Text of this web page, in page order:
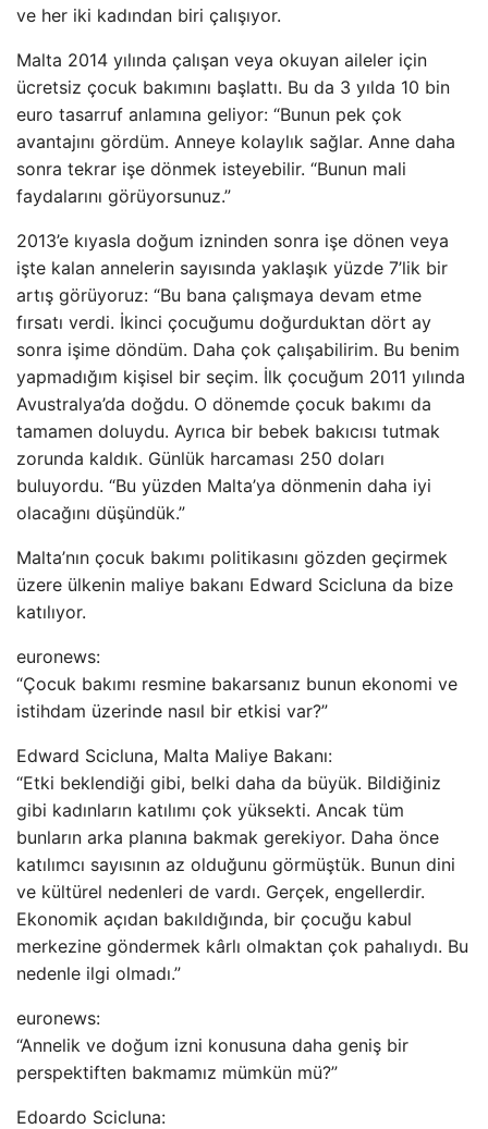
ve her iki kadından biri çalışıyor.
Malta 2014 yılında çalışan veya okuyan aileler için
ücretsiz çocuk bakımını başlattı. Bu da 3 yılda 10 bin
euro tasarruf anlamına geliyor: “Bunun pek çok
avantajını gördüm. Anneye kolaylık sağlar. Anne daha
sonra tekrar işe dönmek isteyebilir. “Bunun mali
faydalarını görüyorsunuz.”
2013’e kıyasla doğum izninden sonra işe dönen veya
işte kalan annelerin sayısında yaklaşık yüzde 7’lik bir
artış görüyoruz: “Bu bana çalışmaya devam etme
fırsatı verdi. İkinci çocuğumu doğurduktan dört ay
sonra işime döndüm. Daha çok çalışabilirim. Bu benim
yapmadığım kişisel bir seçim. İlk çocuğum 2011 yılında
Avustralya’da doğdu. O dönemde çocuk bakımı da
tamamen doluydu. Ayrıca bir bebek bakıcısı tutmak
zorunda kaldık. Günlük harcaması 250 doları
buluyordu. “Bu yüzden Malta’ya dönmenin daha iyi
olacağını düşündük.”
Malta’nın çocuk bakımı politikasını gözden geçirmek
üzere ülkenin maliye bakanı Edward Scicluna da bize
katılıyor.
euronews:
“Çocuk bakımı resmine bakarsanız bunun ekonomi ve
istihdam üzerinde nasıl bir etkisi var?”
Edward Scicluna, Malta Maliye Bakanı:
“Etki beklendiği gibi, belki daha da büyük. Bildiğiniz
gibi kadınların katılımı çok yüksekti. Ancak tüm
bunların arka planına bakmak gerekiyor. Daha önce
katılımcı sayısının az olduğunu görmüştük. Bunun dini
ve kültürel nedenleri de vardı. Gerçek, engellerdir.
Ekonomik açıdan bakıldığında, bir çocuğu kabul
merkezine göndermek kârlı olmaktan çok pahalıydı. Bu
nedenle ilgi olmadı.”
euronews:
“Annelik ve doğum izni konusuna daha geniş bir
perspektiften bakmamız mümkün mü?”
Edoardo Scicluna: